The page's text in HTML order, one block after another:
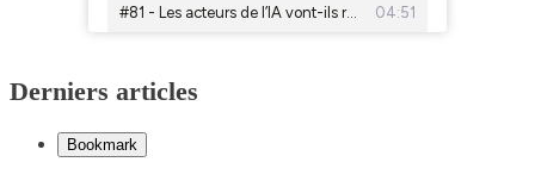
Derniers articles
Bookmark